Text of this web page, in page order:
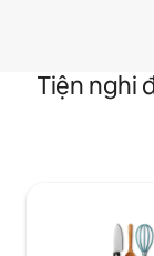
Tiện nghi